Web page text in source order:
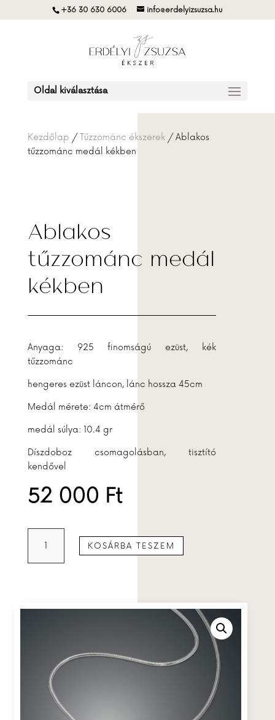
+36 30 630 6006 info@erdelyizsuzsa.hu
Oldal kiválasztása
Kezdőlap / Tűzzománc ékszerek/ Ablakos
tűzzománc medál kékben
Ablakos
tűzzománc medál
kékben
Anyaga: 925 finomságú ezüst, kék
tűzzománc
hengeres ezüst láncon, lánc hossza 45cm
Medál mérete: 4cm átmérő
medál súlya: 10.4 gr
Díszdoboz csomagolásban, tisztító
kendővel
52 000 Ft
tűzzománc
medál
KOSÁRBA TESZEM